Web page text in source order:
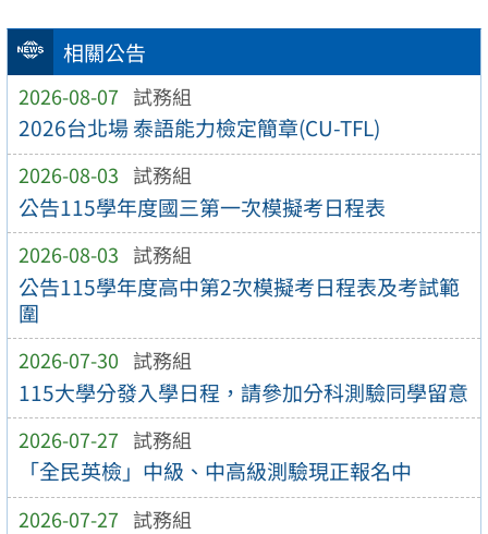
相關公告
2026-08-07 試務組
2026台北場 泰語能力檢定簡章(CU-TFL)
2026-08-03 試務組
公告115學年度國三第一次模擬考日程表
2026-08-03 試務組
公告115學年度高中第2次模擬考日程表及考試範
圍
2026-07-30 試務組
115大學分發入學日程，請參加分科測驗同學留意
2026-07-27 試務組
「全民英檢」中級、中高級測驗現正報名中
2026-07-27 試務組